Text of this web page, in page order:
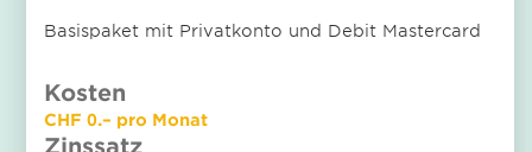
Basispaket mit Privatkonto und Debit Mastercard
Kosten
CHF 0.– pro Monat
Zinssatz